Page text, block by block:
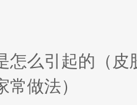
怎么引起的（
常做法）